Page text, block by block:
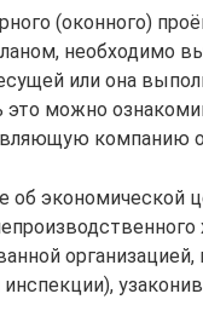
(оконного)
необходимо
или она
можно
экономической